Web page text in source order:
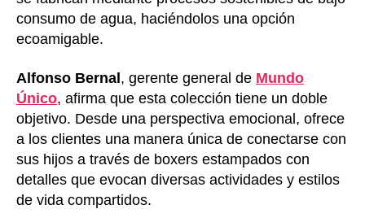
consumo de agua, haciéndolos una opción
ecoamigable.
Alfonso Bernal, gerente general de Mundo
Único, afirma que esta colección tiene un doble
objetivo. Desde una perspectiva emocional, ofrece
a los clientes una manera única de conectarse con
sus hijos a través de boxers estampados con
detalles que evocan diversas actividades y estilos
de vida compartidos.